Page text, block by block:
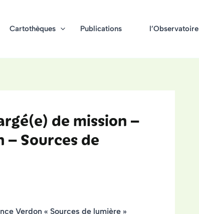
Cartothèques Publications l’Observatoire
de mission –
– Sources de
Verdon « Sources de lumière »